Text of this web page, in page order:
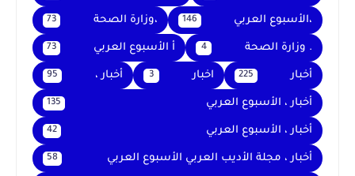
،الأسبوع العربي 146 ،وزارة الصحة 73
. وزارة الصحة 4 أ الأسبوع العربي 73
أخبار 225 اخبار 3 أخبار ، 95
أخبار ، الأسبوع العربي 135
أخبار ، الأسبوع العربي 42
أخبار ، مجلة الأديب العربي الأسبوع العربي 58